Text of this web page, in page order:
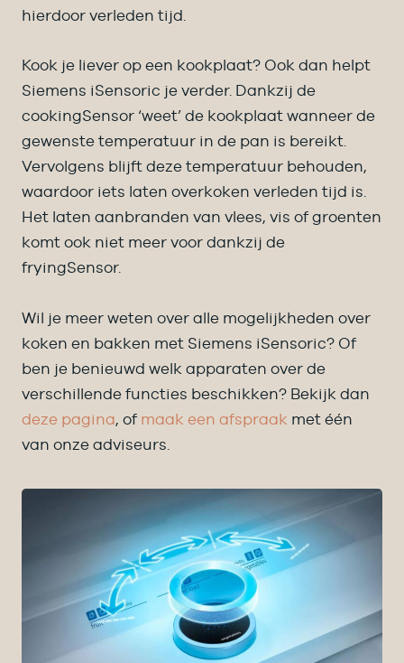
hierdoor verleden tijd.
Kook je liever op een kookplaat? Ook dan helpt
Siemens iSensoric je verder. Dankzij de
cookingSensor ‘weet’ de kookplaat wanneer de
gewenste temperatuur in de pan is bereikt.
Vervolgens blijft deze temperatuur behouden,
waardoor iets laten overkoken verleden tijd is.
Het laten aanbranden van vlees, vis of groenten
komt ook niet meer voor dankzij de
fryingSensor.
Wil je meer weten over alle mogelijkheden over
koken en bakken met Siemens iSensoric? Of
ben je benieuwd welk apparaten over de
verschillende functies beschikken? Bekijk dan
deze pagina, of maak een afspraak met één
van onze adviseurs.